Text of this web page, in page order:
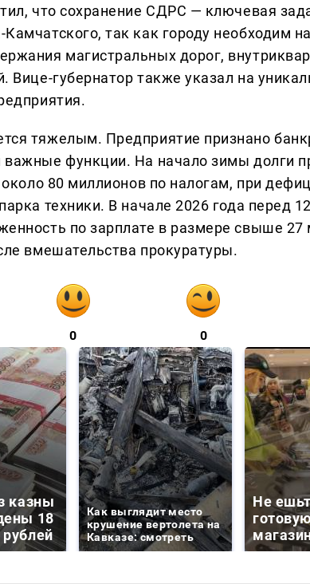
что сохранение СДРС — ключевая
так как городу необходим
магистральных дорог,
Вице-губернатор также указал на
тяжелым. Предприятие признано
важные функции. На начало зимы долги
80 миллионов по налогам, при
техники. В начале 2026 года перед
по зарплате в размере свыше 27
вмешательства прокуратуры.
0 0
казны
18
Как выглядит место
крушение вертолета на
Кавказе: смотреть
Не